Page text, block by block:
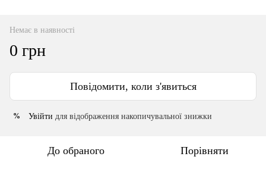
Немає в наявності
0 грн
Повідомити, коли з'явиться
% Увійти для відображення накопичувальної знижки
До обраного Порівняти